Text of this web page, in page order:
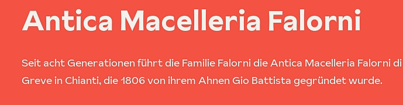
Antica Macelleria Falorni
Seit acht Generationen führt die Familie Falorni die Antica Macelleria Falorni di
Greve in Chianti, die 1806 von ihrem Ahnen Gio Battista gegründet wurde.